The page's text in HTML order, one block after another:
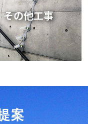
その他工事
案